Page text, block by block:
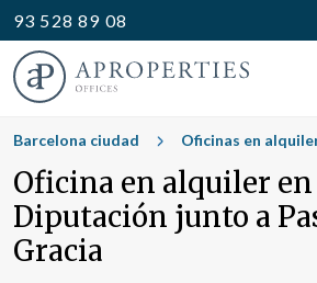
93 528 89 08
Encuentre su oficina
Tipo
Barcelona ciudad Oficinas en
Oficina en alquiler
Diputación junto a
Gracia